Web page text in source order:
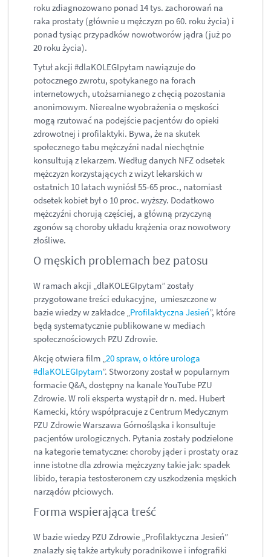
roku zdiagnozowano ponad 14 tys. zachorowań na
raka prostaty (głównie u mężczyzn po 60. roku życia) i
ponad tysiąc przypadków nowotworów jądra (już po
20 roku życia).
Tytuł akcji #dlaKOLEGIpytam nawiązuje do
potocznego zwrotu, spotykanego na forach
internetowych, utożsamianego z chęcią pozostania
anonimowym. Nierealne wyobrażenia o męskości
mogą rzutować na podejście pacjentów do opieki
zdrowotnej i profilaktyki. Bywa, że na skutek
społecznego tabu mężczyźni nadal niechętnie
konsultują z lekarzem. Według danych NFZ odsetek
mężczyzn korzystających z wizyt lekarskich w
ostatnich 10 latach wyniósł 55-65 proc., natomiast
odsetek kobiet był o 10 proc. wyższy. Dodatkowo
mężczyźni chorują częściej, a główną przyczyną
zgonów są choroby układu krążenia oraz nowotwory
złośliwe.
O męskich problemach bez patosu
W ramach akcji „dlaKOLEGIpytam” zostały
przygotowane treści edukacyjne, umieszczone w
bazie wiedzy w zakładce „Profilaktyczna Jesień”, które
będą systematycznie publikowane w mediach
społecznościowych PZU Zdrowie.
Akcję otwiera film „20 spraw, o które urologa
#dlaKOLEGIpytam”. Stworzony został w popularnym
formacie Q&A, dostępny na kanale YouTube PZU
Zdrowie. W roli eksperta wystąpił dr n. med. Hubert
Kamecki, który współpracuje z Centrum Medycznym
PZU Zdrowie Warszawa Górnośląska i konsultuje
pacjentów urologicznych. Pytania zostały podzielone
na kategorie tematyczne: choroby jąder i prostaty oraz
inne istotne dla zdrowia mężczyzny takie jak: spadek
libido, terapia testosteronem czy uszkodzenia męskich
narządów płciowych.
Forma wspierająca treść
W bazie wiedzy PZU Zdrowie „Profilaktyczna Jesień”
znalazły się także artykuły poradnikowe i infografiki